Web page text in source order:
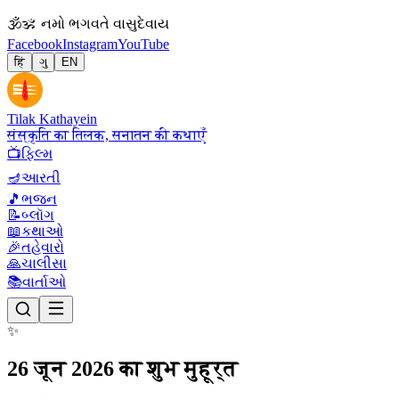
🕉ॐ નમો ભગવતે વાસુદેવાય
FacebookInstagramYouTube
हिं ગુ EN
Tilak Kathayein
संस्कृति का तिलक, सनातन की कथाएँ
📺ફિલ્મ
🪔આરતી
🎵 ભજન
📝બ્લૉગ
📖કથાઓ
🎉તહેવારો
🙏ચાલીસા
📚વાર્તાઓ
✨
26 जून 2026 का शुभ मुहूर्त